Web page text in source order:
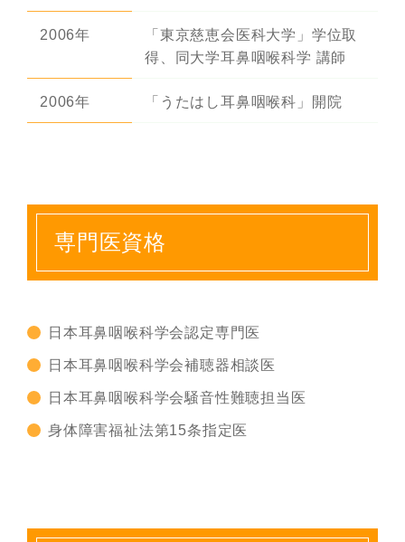
2006年
「東京慈恵会医科大学」学位取
得、同大学耳鼻咽喉科学 講師
2006年 「うたはし耳鼻咽喉科」開院
専門医資格
日本耳鼻咽喉科学会認定専門医
日本耳鼻咽喉科学会補聴器相談医
日本耳鼻咽喉科学会騒音性難聴担当医
身体障害福祉法第15条指定医